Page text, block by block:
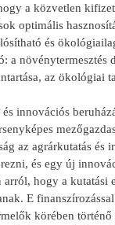
a közvetlen
optimális
és
a növénytermesztés
az ökológiai
innovációs
az agrárkutatás és
és egy új
hogy a kutatási
E
körében történő